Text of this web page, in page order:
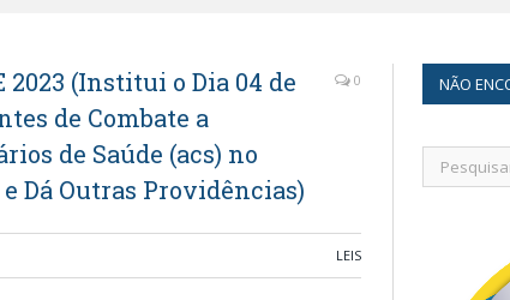
2023 (Institui o Dia 04 de
de Combate a
de Saúde (acs) no
Dá Outras Providências)
0
LEIS
NÃO